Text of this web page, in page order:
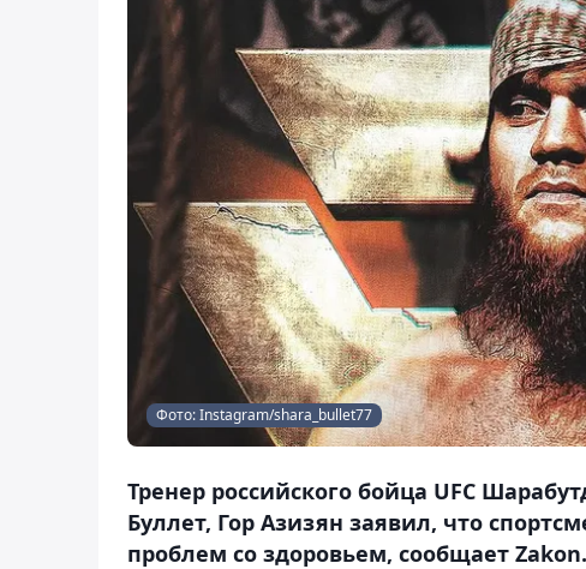
Фото: Instagram/shara_bullet77
Тренер российского бойца UFC
Буллет, Гор Азизян заявил, что
проблем со здоровьем, сообщает